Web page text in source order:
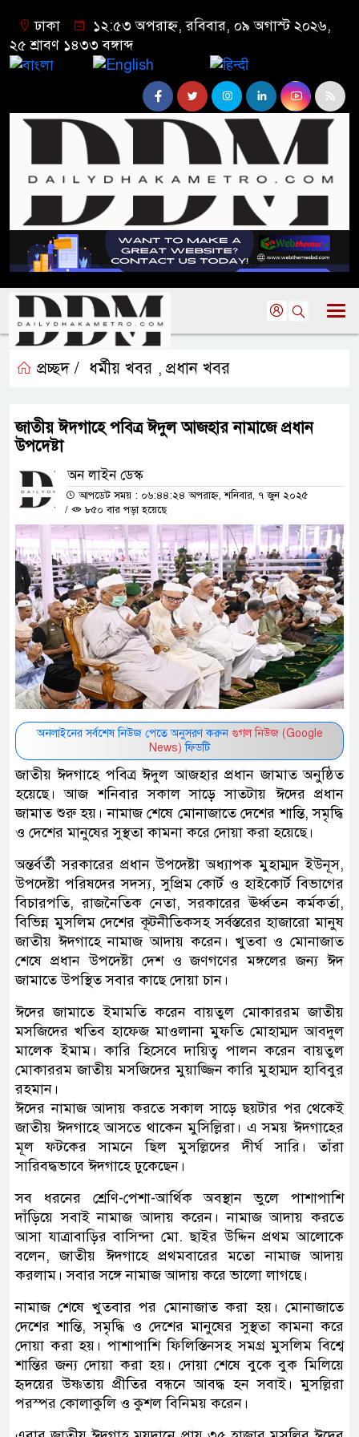
ঢাকা
১২:৫৩ অপরাহ্ন, রবিবার, ০৯ অগাস্ট ২০২৬,
২৫ শ্রাবণ ১৪৩৩ বঙ্গাব্দ
প্রচ্ছদ / ধর্মীয় খবর , প্রধান খবর
জাতীয় ঈদগাহে পবিত্র ঈদুল আজহার নামাজে প্রধান
উপদেষ্টা
অন লাইন ডেস্ক
আপডেট সময় : ০৬:৪৪:২৪ অপরাহ্ন, শনিবার, ৭ জুন ২০২৫
/
৮৫০ বার পড়া হয়েছে
অনলাইনের সর্বশেষ নিউজ পেতে অনুসরণ করুন গুগল নিউজ (Google
News) ফিডটি
জাতীয় ঈদগাহে পবিত্র ঈদুল আজহার প্রধান জামাত অনুষ্ঠিত
হয়েছে। আজ শনিবার সকাল সাড়ে সাতটায় ঈদের প্রধান
জামাত শুরু হয়। নামাজ শেষে মোনাজাতে দেশের শান্তি, সমৃদ্ধি
ও দেশের মানুষের সুস্থতা কামনা করে দোয়া করা হয়েছে।
অন্তর্বর্তী সরকারের প্রধান উপদেষ্টা অধ্যাপক মুহাম্মদ ইউনূস,
উপদেষ্টা পরিষদের সদস্য, সুপ্রিম কোর্ট ও হাইকোর্ট বিভাগের
বিচারপতি, রাজনৈতিক নেতা, সরকারের ঊর্ধ্বতন কর্মকর্তা,
বিভিন্ন মুসলিম দেশের কূটনীতিকসহ সর্বস্তরের হাজারো মানুষ
জাতীয় ঈদগাহে নামাজ আদায় করেন। খুতবা ও মোনাজাত
শেষে প্রধান উপদেষ্টা দেশ ও জণগণের মঙ্গলের জন্য ঈদ
জামাতে উপস্থিত সবার কাছে দোয়া চান।
ঈদের জামাতে ইমামতি করেন বায়তুল মোকাররম জাতীয়
মসজিদের খতিব হাফেজ মাওলানা মুফতি মোহাম্মদ আবদুল
মালেক ইমাম। কারি হিসেবে দায়িত্ব পালন করেন বায়তুল
মোকাররম জাতীয় মসজিদের মুয়াজ্জিন কারি মুহাম্মদ হাবিবুর
রহমান।
ঈদের নামাজ আদায় করতে সকাল সাড়ে ছয়টার পর থেকেই
জাতীয় ঈদগাহে আসতে থাকেন মুসিল্লিরা। এ সময় ঈদগাহের
মূল ফটকের সামনে ছিল মুসল্লিদের দীর্ঘ সারি। তাঁরা
সারিবদ্ধভাবে ঈদগাহে ঢুকেছেন।
সব ধরনের শ্রেণি-পেশা-আর্থিক অবস্থান ভুলে পাশাপাশি
দাঁড়িয়ে সবাই নামাজ আদায় করেন। নামাজ আদায় করতে
আসা যাত্রাবাড়ির বাসিন্দা মো. ছাইর উদ্দিন প্রথম আলোকে
বলেন, জাতীয় ঈদগাহে প্রথমবারের মতো নামাজ আদায়
করলাম। সবার সঙ্গে নামাজ আদায় করে ভালো লাগছে।
নামাজ শেষে খুতবার পর মোনাজাত করা হয়। মোনাজাতে
দেশের শান্তি, সমৃদ্ধি ও দেশের মানুষের সুস্থতা কামনা করে
দোয়া করা হয়। পাশাপাশি ফিলিস্তিনসহ সমগ্র মুসলিম বিশ্বে
শান্তির জন্য দোয়া করা হয়। দোয়া শেষে বুকে বুক মিলিয়ে
হৃদয়ের উষ্ণতায় প্রীতির বন্ধনে আবদ্ধ হন সবাই। মুসল্লিরা
পরস্পর কোলাকুলি ও কুশল বিনিময় করেন।